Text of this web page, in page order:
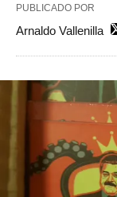
PUBLICADO POR
Arnaldo Vallenilla